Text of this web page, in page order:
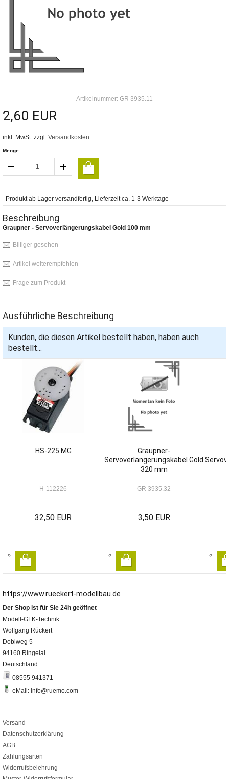
Artikelnummer: GR 3935.11
2,60 EUR
inkl. MwSt. zzgl. Versandkosten
Menge
Produkt ab Lager versandfertig, Lieferzeit ca. 1-3 Werktage
Beschreibung
Graupner - Servoverlängerungskabel Gold 100 mm
Billiger gesehen
Artikel weiterempfehlen
Frage zum Produkt
Ausführliche Beschreibung
Kunden, die diesen Artikel bestellt haben, haben auch
bestellt...
HS-225 MG
H-112226
32,50 EUR
Graupner-
Servoverlängerungskabel Gold
320 mm
GR 3935.32
3,50 EUR
https://www.rueckert-modellbau.de
Der Shop ist für Sie 24h geöffnet
Modell-GFK-Technik
Wolfgang Rückert
Doblweg 5
94160 Ringelai
Deutschland
08555 941371
eMail: info@ruemo.com
Versand
Datenschutzerklärung
AGB
Zahlungsarten
Widerrufsbelehrung